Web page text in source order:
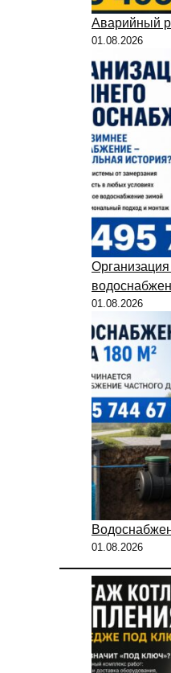
Аварийный
01.08.2026
01.08.2026
01.08.2026